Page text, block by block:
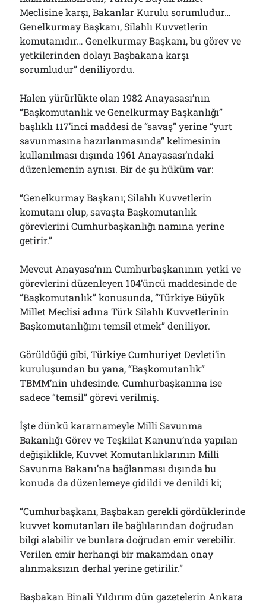
Meclisine karşı, Bakanlar Kurulu sorumludur…
Genelkurmay Başkanı, Silahlı Kuvvetlerin
komutanıdır… Genelkurmay Başkanı, bu görev ve
yetkilerinden dolayı Başbakana karşı
sorumludur” deniliyordu.
Halen yürürlükte olan 1982 Anayasası’nın
“Başkomutanlık ve Genelkurmay Başkanlığı”
başlıklı 117’inci maddesi de “savaş” yerine “yurt
savunmasına hazırlanmasında” kelimesinin
kullanılması dışında 1961 Anayasası’ndaki
düzenlemenin aynısı. Bir de şu hüküm var:
“Genelkurmay Başkanı; Silahlı Kuvvetlerin
komutanı olup, savaşta Başkomutanlık
görevlerini Cumhurbaşkanlığı namına yerine
getirir.”
Mevcut Anayasa’nın Cumhurbaşkanının yetki ve
görevlerini düzenleyen 104’üncü maddesinde de
“Başkomutanlık” konusunda, “Türkiye Büyük
Millet Meclisi adına Türk Silahlı Kuvvetlerinin
Başkomutanlığını temsil etmek” deniliyor.
Görüldüğü gibi, Türkiye Cumhuriyet Devleti’in
kuruluşundan bu yana, “Başkomutanlık”
TBMM’nin uhdesinde. Cumhurbaşkanına ise
sadece “temsil” görevi verilmiş.
İşte dünkü kararnameyle Milli Savunma
Bakanlığı Görev ve Teşkilat Kanunu’nda yapılan
değişiklikle, Kuvvet Komutanlıklarının Milli
Savunma Bakanı’na bağlanması dışında bu
konuda da düzenlemeye gidildi ve denildi ki;
“Cumhurbaşkanı, Başbakan gerekli gördüklerinde
kuvvet komutanları ile bağlılarından doğrudan
bilgi alabilir ve bunlara doğrudan emir verebilir.
Verilen emir herhangi bir makamdan onay
alınmaksızın derhal yerine getirilir.”
Başbakan Binali Yıldırım dün gazetelerin Ankara